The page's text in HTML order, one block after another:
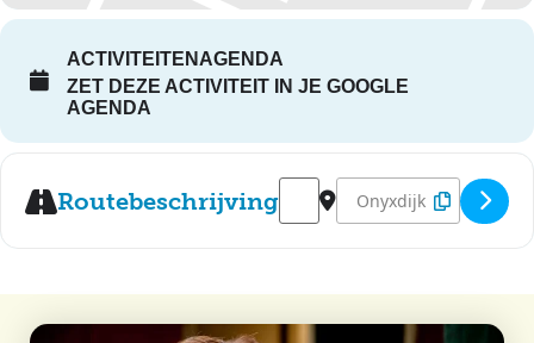
ACTIVITEITENAGENDA
ZET DEZE ACTIVITEIT IN JE GOOGLE
AGENDA
Routebeschrijving
Address - De Leukste Avond:
Destination Address -